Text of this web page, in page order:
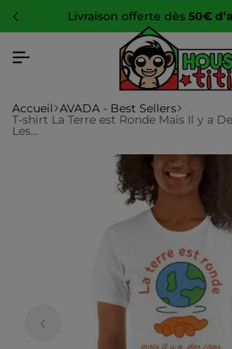
-10 %sur toute
Accueil AVADA - Best Sellers
T-shirt La Terre est Ronde Mais Il y a
Les…